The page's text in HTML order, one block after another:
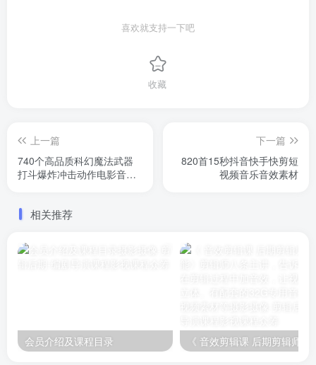
喜欢就支持一下吧
收藏
上一篇
740个高品质科幻魔法武器
打斗爆炸冲击动作电影音效
下一篇
820首15秒抖音快手快剪短
视频音乐音效素材
相关推荐
会员介绍及课程目录